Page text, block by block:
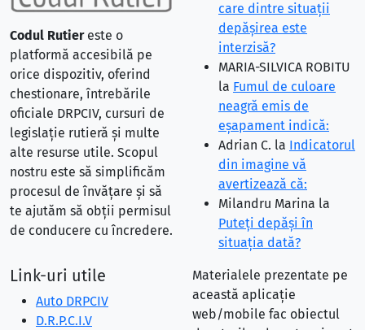
Codul Rutiereste o
platformă accesibilă pe
orice dispozitiv, oferind
chestionare, întrebările
oficiale DRPCIV, cursuri de
legislație rutieră și multe
alte resurse utile. Scopul
nostru este să simplificăm
procesul de învățare și să
te ajutăm să obții permisul
de conducere cu încredere.
care dintre situaţii
depăşirea este
interzisă?
MARIA-SILVICA ROBITU
la Fumul de culoare
neagră emis de
eşapament indică:
Adrian C. la Indicatorul
din imagine vă
avertizează că:
Milandru Marina la
Puteţi depăşi în
situaţia dată?
Link-uri utile
Auto DRPCIV
D.R.P.C.I.V
Materialele prezentate pe
această aplicație
web/mobile fac obiectul